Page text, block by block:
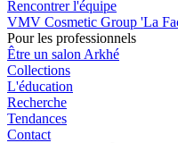
Rencontrer l'équipe
VMV Cosmetic Group 'La
Pour les professionnels
Être un salon Arkhé
Collections
L'éducation
Recherche
Tendances
Contact